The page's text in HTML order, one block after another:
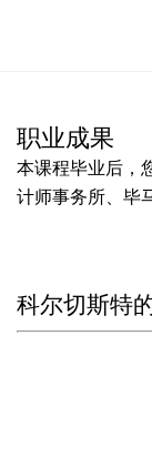
职业成果
本课程毕业后，
计师事务所、毕
科尔切斯特